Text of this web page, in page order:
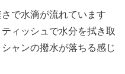
で水滴が流れています
ィッシュで水分を拭き取
ャンの撥水が落ちる感じ